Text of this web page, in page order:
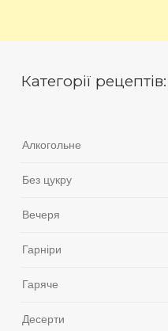
Категорії рецептів:
Алкогольне
Без цукру
Вечеря
Гарніри
Гаряче
Десерти